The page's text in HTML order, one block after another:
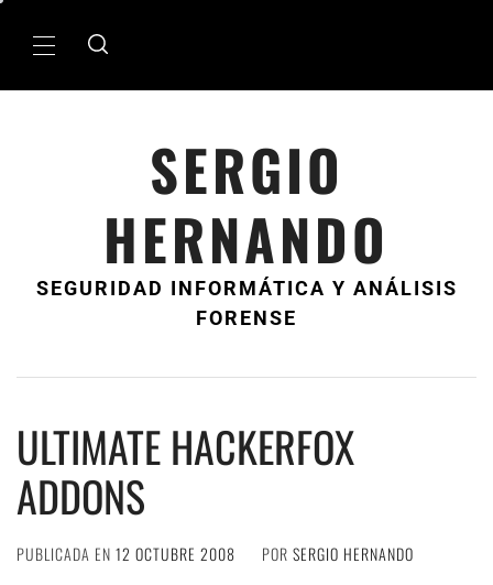
MenÃº
SERGIO
HERNANDO
SEGURIDAD INFORMÁTICA Y ANÁLISIS
FORENSE
ULTIMATE HACKERFOX
ADDONS
PUBLICADA EN 12 OCTUBRE 2008 POR SERGIO HERNANDO